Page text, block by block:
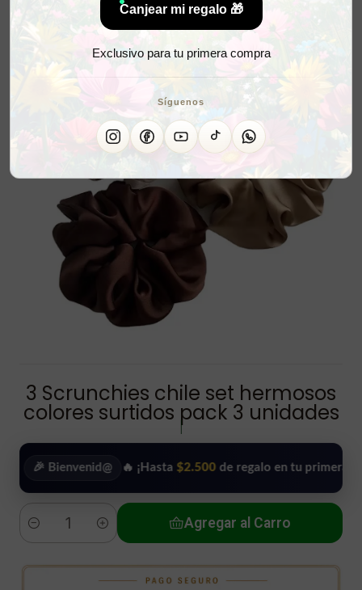
Canjear mi regalo 🎁
Exclusivo para tu primera compra
Síguenos
3 Scrunchies chile set hermosos
colores surtidos pack 3 unidades
|
Bienvenid@ 🔥 ¡Hasta $2.500de regalo en tu primera compra!
Cantidad
Agregar al Carro